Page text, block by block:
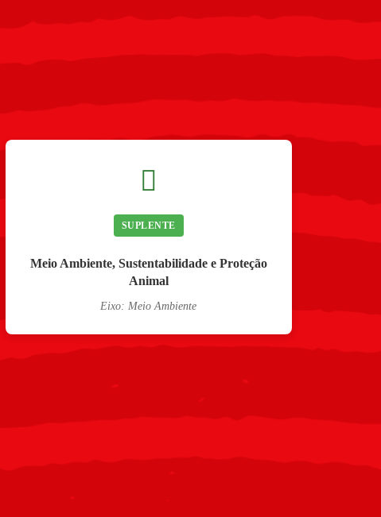
SUPLENTE
Meio Ambiente, Sustentabilidade e Proteção
Animal
Eixo: Meio Ambiente